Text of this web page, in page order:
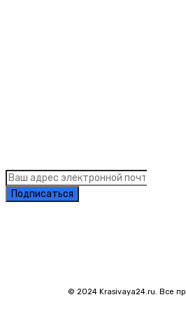
Подписаться
© 2024 Krasivaya24.ru. Все